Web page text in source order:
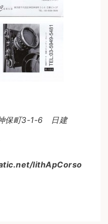
保町3-1-6 日建
lithApCorso